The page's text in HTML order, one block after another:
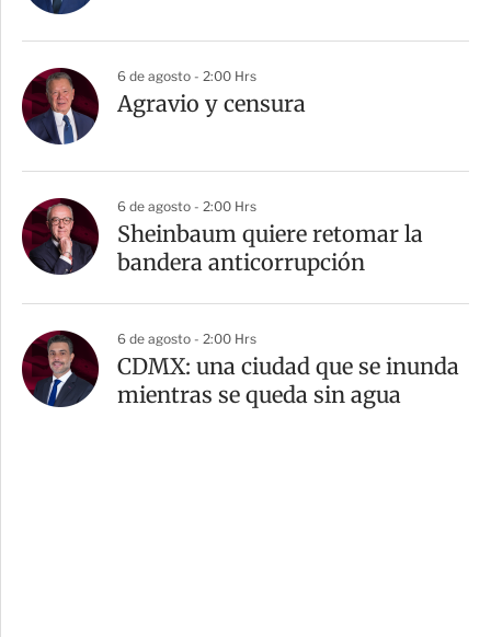
6 de agosto - 2:00 Hrs
Agravio y censura
6 de agosto - 2:00 Hrs
Sheinbaum quiere retomar la
bandera anticorrupción
6 de agosto - 2:00 Hrs
CDMX: una ciudad que se inunda
mientras se queda sin agua